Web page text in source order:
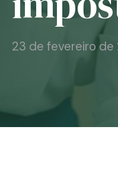
23 de fevereiro de